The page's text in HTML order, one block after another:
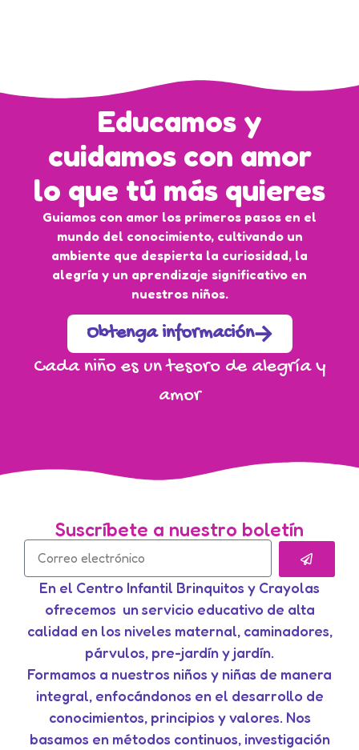
Educamos y
cuidamos con amor
lo que tú más quieres
Guiamos con amor los primeros pasos en el
mundo del conocimiento, cultivando un
ambiente que despierta la curiosidad, la
alegría y un aprendizaje significativo en
nuestros niños.
Obtenga información
Cada niño es un tesoro de alegría y
amor
Suscríbete a nuestro boletín
En el Centro Infantil Brinquitos y Crayolas
ofrecemos un servicio educativo de alta
calidad en los niveles maternal, caminadores,
párvulos, pre-jardín y jardín.
Formamos a nuestros niños y niñas de manera
integral, enfocándonos en el desarrollo de
conocimientos, principios y valores. Nos
basamos en métodos continuos, investigación